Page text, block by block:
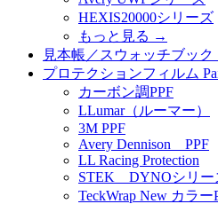
HEXIS20000シリーズ
もっと見る →
見本帳／スウォッチブック
プロテクションフィルム
カーボン調PPF
LLumar（ルーマー）
3M PPF
Avery Dennison PPF
LL Racing Protection
STEK DYNOシリー
TeckWrap New カラー